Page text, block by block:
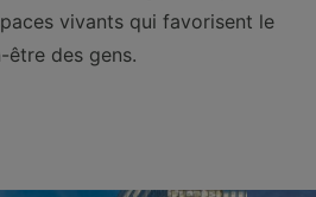
vivants qui favorisent le
être des gens.